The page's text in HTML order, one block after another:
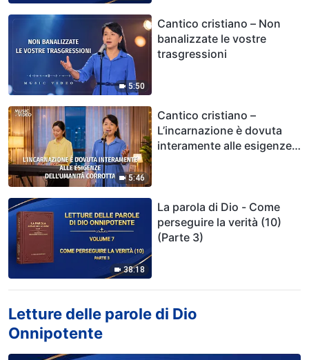
5:50
Cantico cristiano – Non
banalizzate le vostre
trasgressioni
5:46
Cantico cristiano –
L’incarnazione è dovuta
interamente alle esigenze
38:18
La parola di Dio - Come
perseguire la verità (10)
(Parte 3)
Letture delle parole di Dio
Onnipotente